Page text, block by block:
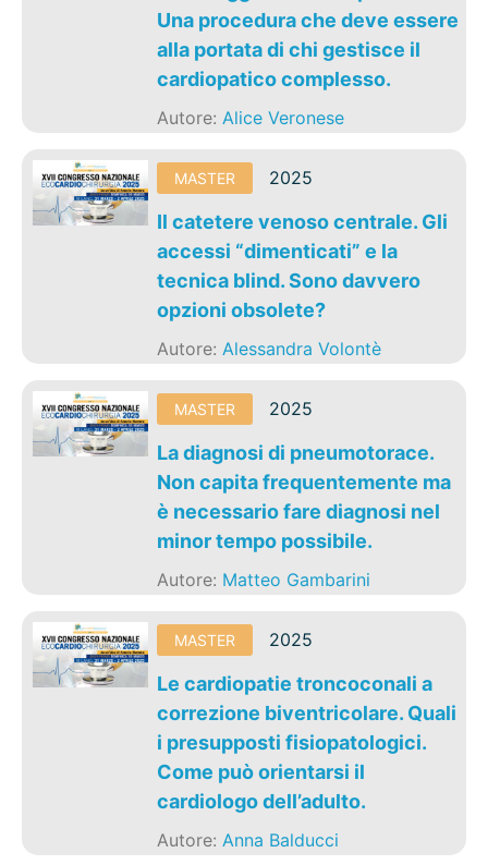
Una procedura che deve essere
alla portata di chi gestisce il
cardiopatico complesso.
Autore:Alice Veronese
MASTER 2025
Il catetere venoso centrale. Gli
accessi “dimenticati” e la
tecnica blind. Sono davvero
opzioni obsolete?
Autore:Alessandra Volontè
MASTER 2025
La diagnosi di pneumotorace.
Non capita frequentemente ma
è necessario fare diagnosi nel
minor tempo possibile.
Autore: Matteo Gambarini
MASTER 2025
Le cardiopatie troncoconali a
correzione biventricolare. Quali
i presupposti fisiopatologici.
Come può orientarsi il
cardiologo dell’adulto.
Autore:Anna Balducci